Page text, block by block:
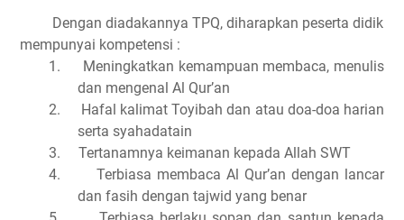
Dengan diadakannya TPQ, diharapkan peserta didik
mempunyai kompetensi :
1.
Meningkatkan kemampuan membaca, menulis
dan mengenal Al Qur’an
2.
Hafal kalimat Toyibah dan atau doa-doa harian
serta syahadatain
3.
Tertanamnya keimanan kepada Allah SWT
4.
Terbiasa membaca Al Qur’an dengan lancar
dan fasih dengan tajwid yang benar